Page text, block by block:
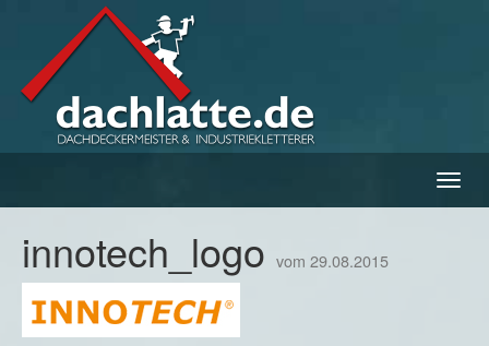
ein-/
innotech_logo vom 29.08.2015